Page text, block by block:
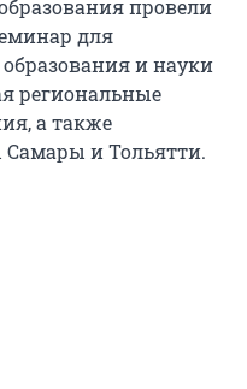
провели
для
и науки
региональные
а также
и Тольятти.